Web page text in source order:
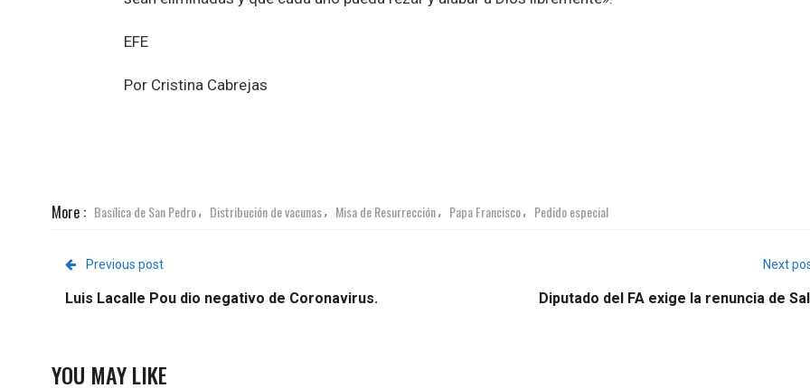
EFE
Por Cristina Cabrejas
More : Basílica de San Pedro, Distribución de vacunas, Misa de Resurrección, Papa Francisco, Pedido especial
Previous post
Luis Lacalle Pou dio negativo de Coronavirus.
Next
Diputado del FA exige la renuncia de
YOU MAY LIKE